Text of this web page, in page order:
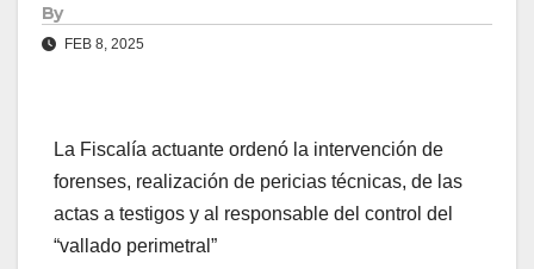
By
FEB 8, 2025
La Fiscalía actuante ordenó la intervención de
forenses, realización de pericias técnicas, de las
actas a testigos y al responsable del control del
“vallado perimetral”